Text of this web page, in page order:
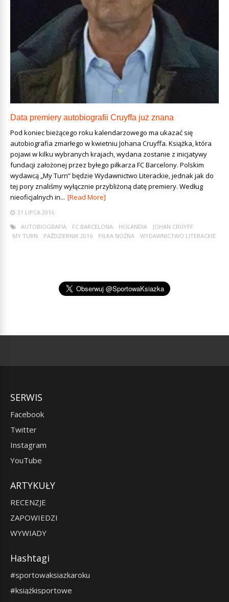
Data premiery autobiografii Cruyffa już znana
Pod koniec bieżącego roku kalendarzowego ma ukazać się
autobiografia zmarłego w kwietniu Johana Cruyffa. Książka, która
pojawi w kilku wybranych krajach, wydana zostanie z inicjatywy
fundacji założonej przez byłego piłkarza FC Barcelony. Polskim
wydawcą „My Turn” będzie Wydawnictwo Literackie, jednak jak do
tej pory znaliśmy wyłącznie przybliżoną datę premiery. Według
nieoficjalnych in... [Read More]
31 LIPCA 2016
AUTOBIOGRAFIA
FC BARCELONA HOLANDIA
JOHAN CRUYFF
MY TURN
PAŹDZIERNIK 2016 PIŁKA NOŻNA WYDAWNICTWO LITERACKIE
SERWIS
Facebook
Twitter
Instagram
YouTube
ARTYKUŁY
RECENZJE
ZAPOWIEDZI
WYWIADY
Hashtagi
#sportowaksiazkaroku
#książkisportowe